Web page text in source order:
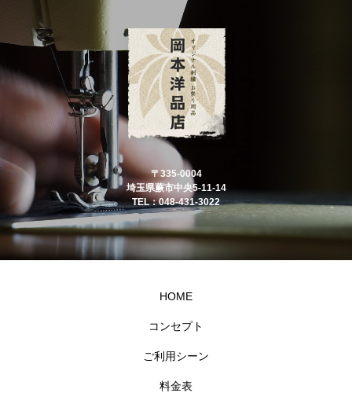
〒335-0004
埼玉県蕨市中央5-11-14
TEL：048-431-3022
HOME
コンセプト
ご利用シーン
料金表